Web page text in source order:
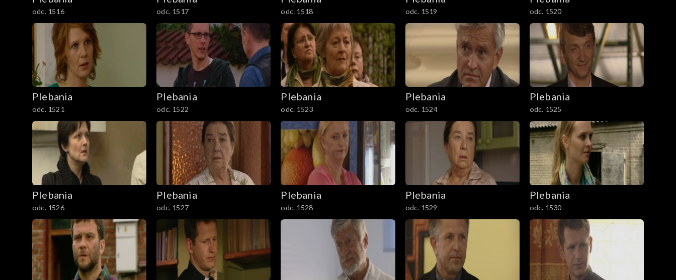
1501-1600
1601-1700
1701-1800
1801–1829
Odcinki specjalne
odc. 1516 odc. 1517 odc. 1518 odc. 1519 odc. 1520
Plebania
odc. 1521
Plebania
odc. 1522
Plebania
odc. 1523
Plebania
odc. 1524
Plebania
odc. 1525
Plebania
odc. 1526
Plebania
odc. 1527
Plebania
odc. 1528
Plebania
odc. 1529
Plebania
odc. 1530